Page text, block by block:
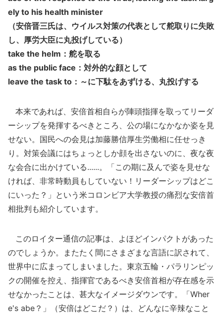
ely to his health minister
（安倍晋三氏は、ウイルス対策の代表として舵取りに失敗
し、厚労大臣に丸投げしている）
take the helm：舵を取る
as the public face：対外的な顔として
leave the task to：～に下駄をあずける、丸投げする
本来であれば、安倍首相自らが陣頭指揮を取ってリーダ
ーシップを発揮するべきところ、公の場になかなか姿を見
せない。国民への会見は加藤勝信厚生労働相に任せっき
り。対策会議にはちょっとしか顔を出さないのに、夜な夜
な会合に出かけている......。「この期に及んで姿を見せな
ければ、非常時動員もしていない！リーダーシップはどこ
にいった？」という米コロンビア大学教授の痛烈な安倍首
相批判も紹介しています。
このロイター通信の記事は、よほどインパクトがあった
のでしょうか。またたく間にさまざまな言語に訳されて、
世界中に広まってしまいました。東京五輪・パラリンピッ
クの開催を控え、指揮官であるべき安倍首相が存在感を示
せなかったことは、甚大なイメージダウンです。「Wher
e's abe？」（安倍はどこだ？）は、どんなに辛辣なこと